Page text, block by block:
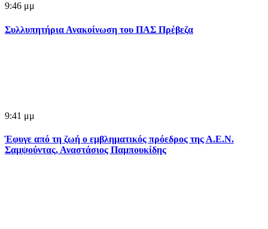
9:46 μμ
Συλλυπητήρια Ανακοίνωση του ΠΑΣ Πρέβεζα
9:41 μμ
Έφυγε από τη ζωή ο εμβληματικός πρόεδρος της Α.Ε.Ν.
Σαμψούντας, Αναστάσιος Παμπουκίδης